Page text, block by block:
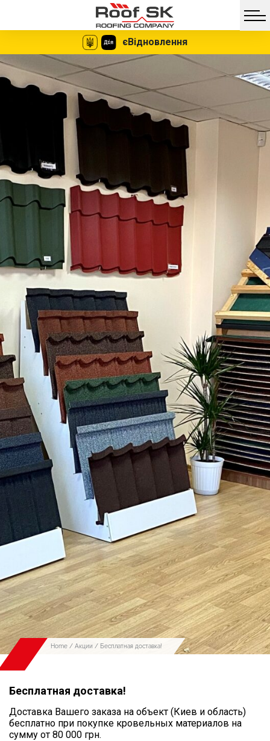
єВідновлення
Home / Акции / Бесплатная доставка!
Бесплатная доставка!
Доставка Вашего заказа на объект (Киев и область)
бесплатно при покупке кровельных материалов на
сумму от 80 000 грн.
Facebook
Twitter